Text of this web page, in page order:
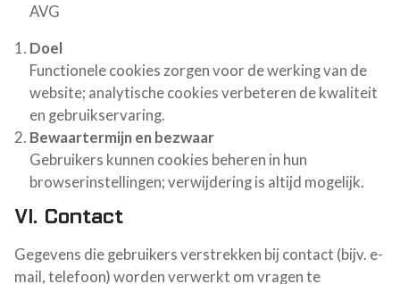
AVG
Doel
Functionele cookies zorgen voor de werking van de
website; analytische cookies verbeteren de kwaliteit
en gebruikservaring.
Bewaartermijn en bezwaar
Gebruikers kunnen cookies beheren in hun
browserinstellingen; verwijdering is altijd mogelijk.
VI. Contact
Gegevens die gebruikers verstrekken bij contact (bijv. e-
mail, telefoon) worden verwerkt om vragen te